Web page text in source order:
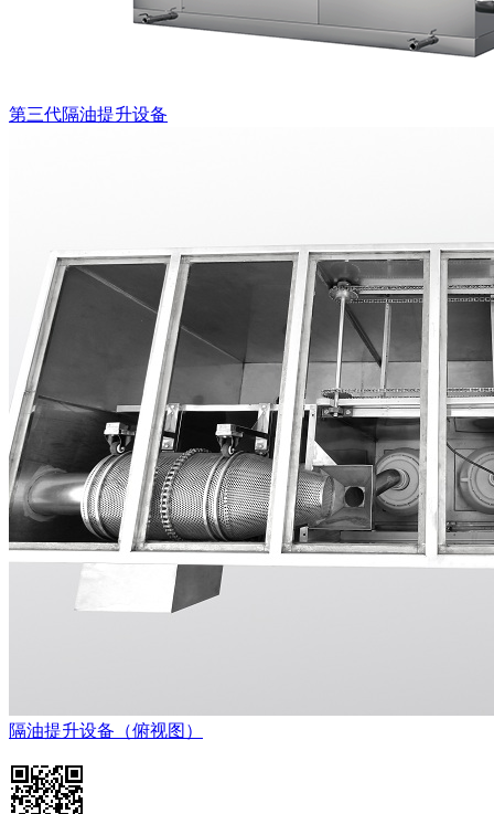
第三代隔油提升设备
隔油提升设备（俯视图）